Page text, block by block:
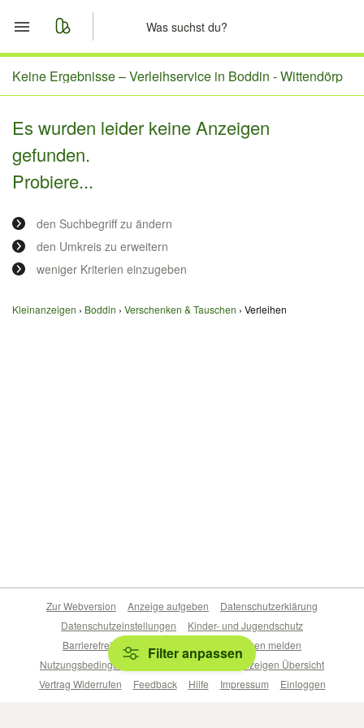
Start
Nachrichten
Anzeige aufgeben
Keine Ergebnisse –Verleihservice in Boddin - Wittendörp
Es wurden leider keine Anzeigen
gefunden.
Probiere...
den Suchbegriff zu ändern
den Umkreis zu erweitern
weniger Kriterien einzugeben
Kleinanzeigen Boddin Verschenken & Tauschen Verleihen
Filter anpassen
Zur Webversion Anzeige aufgeben
Datenschutzerklärung
Datenschutzeinstellungen
Kinder- und Jugendschutz
Barrierefreiheitserklärung
Sicherheitslücken melden
Nutzungsbedingungen
Beliebte Suchen
Anzeigen Übersicht
Vertrag Widerrufen
Feedback Hilfe Impressum Einloggen